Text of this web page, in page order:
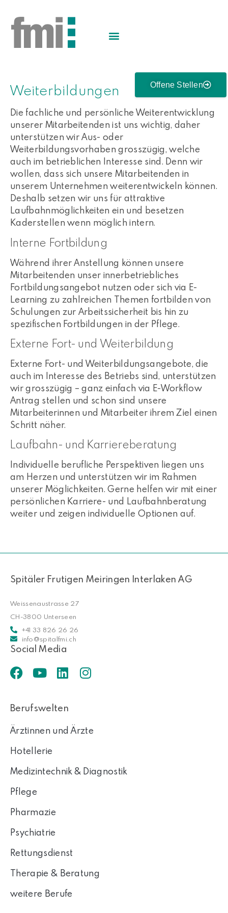
Weiterbildungen
Die fachliche und persönliche Weiterentwicklung
unserer Mitarbeitenden ist uns wichtig, daher
unterstützen wir Aus- oder
Weiterbildungsvorhaben grosszügig, welche
auch im betrieblichen Interesse sind. Denn wir
wollen, dass sich unsere Mitarbeitenden in
unserem Unternehmen weiterentwickeln können.
Deshalb setzen wir uns für attraktive
Laufbahnmöglichkeiten ein und besetzen
Kaderstellen wenn möglich intern.
Interne Fortbildung
Während ihrer Anstellung können unsere
Mitarbeitenden unser innerbetriebliches
Fortbildungsangebot nutzen oder sich via E-
Learning zu zahlreichen Themen fortbilden von
Schulungen zur Arbeitssicherheit bis hin zu
spezifischen Fortbildungen in der Pflege.
Externe Fort- und Weiterbildung
Externe Fort- und Weiterbildungsangebote, die
auch im Interesse des Betriebs sind, unterstützen
wir grosszügig – ganz einfach via E-Workflow
Antrag stellen und schon sind unsere
Mitarbeiterinnen und Mitarbeiter ihrem Ziel einen
Schritt näher.
Laufbahn- und Karriereberatung
Individuelle berufliche Perspektiven liegen uns
am Herzen und unterstützen wir im Rahmen
unserer Möglichkeiten. Gerne helfen wir mit einer
persönlichen Karriere- und Laufbahnberatung
weiter und zeigen individuelle Optionen auf.
Spitäler Frutigen Meiringen Interlaken AG
Weissenaustrasse 27
CH-3800 Unterseen
+41 33 826 26 26
info@spitalfmi.ch
Social Media
Berufswelten
Ärztinnen und Ärzte
Hotellerie
Medizintechnik & Diagnostik
Pflege
Pharmazie
Psychiatrie
Rettungsdienst
Therapie & Beratung
weitere Berufe
Offene Stellen